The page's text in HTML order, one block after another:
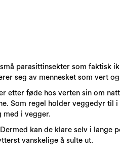
parasittinsekter som faktisk
seg av mennesket som vert
etter føde hos verten sin om
Som regel holder veggedyr til
med i vegger.
Dermed kan de klare selv i lange
vanskelige å sulte ut.